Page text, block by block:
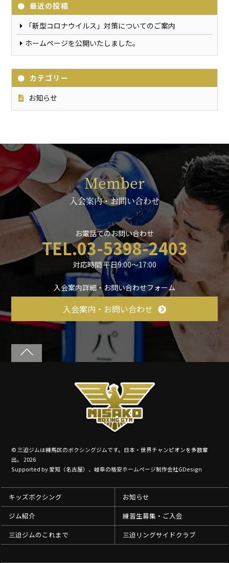
最近の投稿
「新型コロナウイルス」対策についてのご案内
ホームページを公開いたしました。
カテゴリー
お知らせ
Member
入会案内・お問い合わせ
お電話でのお問い合わせ
TEL.03-5398-2403
対応時間 平日9:00〜17:00
入会案内詳細・お問い合わせフォーム
入会案内・お問い合わせ
© 三迫ジムは練馬区のボクシングジムです。日本・世界チャンピオンを多数輩
出。 2026
Supported by 愛知（名古屋）、岐阜の格安ホームページ制作会社GDesign
キッズボクシング
お知らせ
ジム紹介
練習生募集・ご入会
三迫ジムのこれまで
三迫リングサイドクラブ